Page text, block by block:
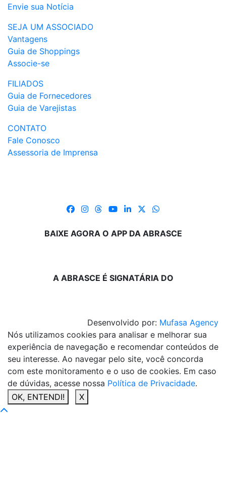
Envie sua Notícia
SEJA UM ASSOCIADO
Vantagens
Guia de Shoppings
Associe-se
FILIADOS
Guia de Fornecedores
Guia de Varejistas
CONTATO
Fale Conosco
Assessoria de Imprensa
BAIXE AGORA O APP DA ABRASCE
A ABRASCE É SIGNATÁRIA DO
Desenvolvido por: Mufasa Agency
Nós utilizamos cookies para analisar e melhorar sua
experiência de navegação e recomendar conteúdos de
seu interesse. Ao navegar pelo site, você concorda
com este monitoramento e o uso de cookies. Em caso
de dúvidas, acesse nossa Política de Privacidade.
OK, ENTENDI!
X